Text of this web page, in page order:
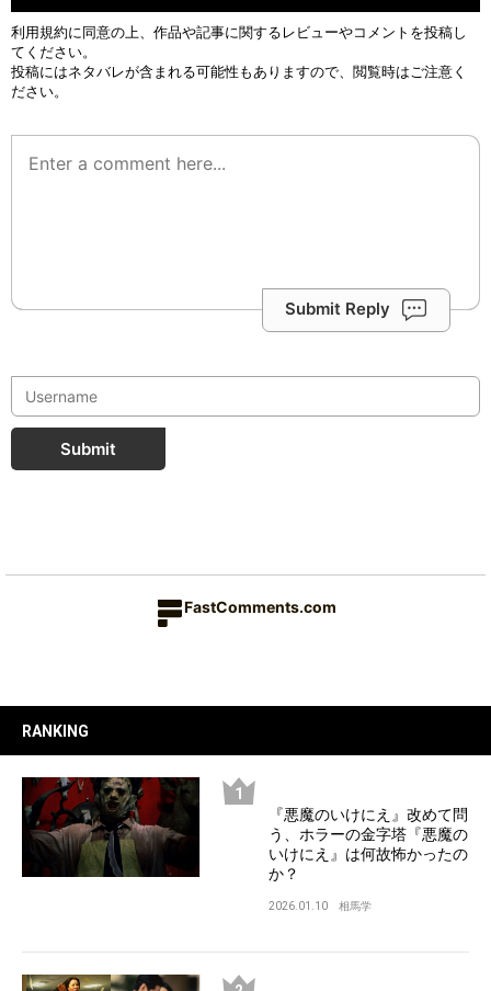
利用規約に同意の上、作品や記事に関するレビューやコメントを投稿し
てください。
投稿にはネタバレが含まれる可能性もありますので、閲覧時はご注意く
ださい。
Submit Reply
Submit
FastComments.com
RANKING
『悪魔のいけにえ』改めて問
う、ホラーの金字塔『悪魔の
いけにえ』は何故怖かったの
か？
2026.01.10 相馬学